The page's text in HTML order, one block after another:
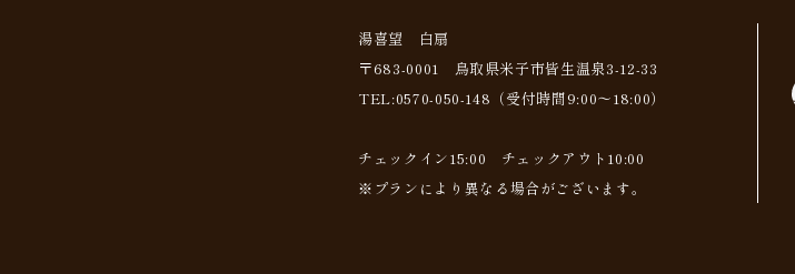
湯喜望 白扇
〒683-0001 鳥取県米子市皆生温泉3-12-33
TEL:0570-050-148 （受付時間9:00～18:00）
チェックイン15:00 チェックアウト10:00
※プランにより異なる場合がございます。